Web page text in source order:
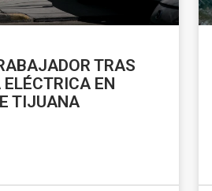
TRAS
ELÉCTRICA EN
TIJUANA